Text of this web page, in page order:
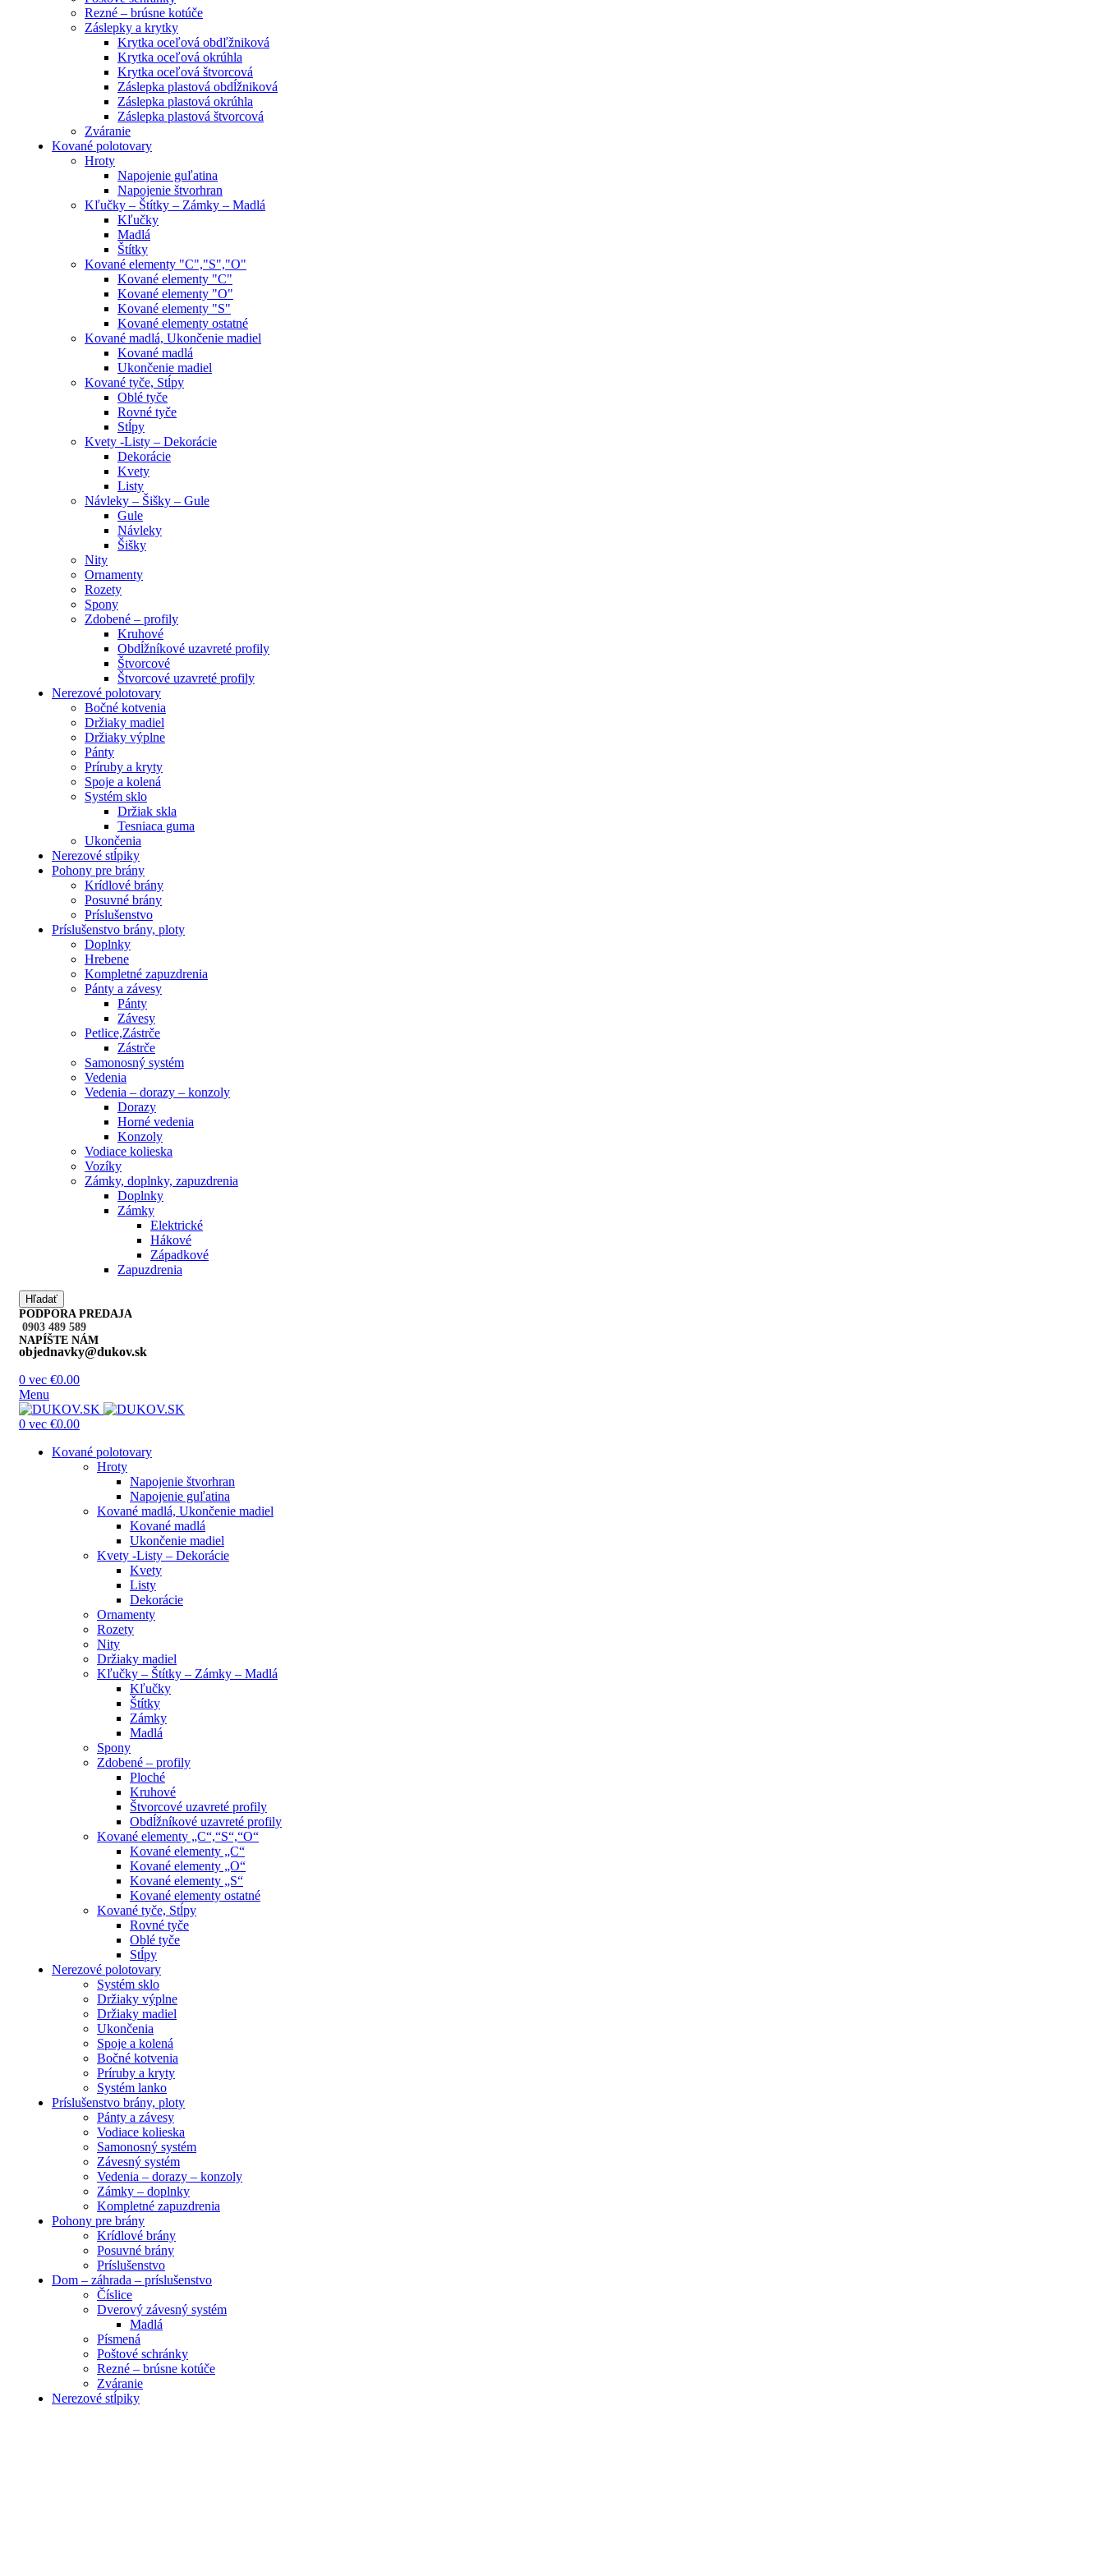
Rezné – brúsne kotúče
Záslepky a krytky
Krytka oceľová obdľžniková
Krytka oceľová okrúhla
Krytka oceľová štvorcová
Záslepka plastová obdĺžniková
Záslepka plastová okrúhla
Záslepka plastová štvorcová
Zváranie
Kované polotovary
Hroty
Napojenie guľatina
Napojenie štvorhran
Kľučky – Štítky – Zámky – Madlá
Kľučky
Madlá
Štítky
Kované elementy "C","S","O"
Kované elementy "C"
Kované elementy "O"
Kované elementy "S"
Kované elementy ostatné
Kované madlá, Ukončenie madiel
Kované madlá
Ukončenie madiel
Kované tyče, Stĺpy
Oblé tyče
Rovné tyče
Stĺpy
Kvety -Listy – Dekorácie
Dekorácie
Kvety
Listy
Návleky – Šišky – Gule
Gule
Návleky
Šišky
Nity
Ornamenty
Rozety
Spony
Zdobené – profily
Kruhové
Obdĺžníkové uzavreté profily
Štvorcové
Štvorcové uzavreté profily
Nerezové polotovary
Bočné kotvenia
Držiaky madiel
Držiaky výplne
Pánty
Príruby a kryty
Spoje a kolená
Systém sklo
Držiak skla
Tesniaca guma
Ukončenia
Nerezové stĺpiky
Pohony pre brány
Krídlové brány
Posuvné brány
Príslušenstvo
Príslušenstvo brány, ploty
Doplnky
Hrebene
Kompletné zapuzdrenia
Pánty a závesy
Pánty
Závesy
Petlice,Zástrče
Zástrče
Samonosný systém
Vedenia
Vedenia – dorazy – konzoly
Dorazy
Horné vedenia
Konzoly
Vodiace kolieska
Vozíky
Zámky, doplnky, zapuzdrenia
Doplnky
Zámky
Elektrické
Hákové
Západkové
Zapuzdrenia
Hľadať
PODPORA PREDAJA
0903 489 589
NAPÍŠTE NÁM
objednavky@dukov.sk
0 vec €0.00
Menu
0 vec €0.00
Kované polotovary
Hroty
Napojenie štvorhran
Napojenie guľatina
Kované madlá, Ukončenie madiel
Kované madlá
Ukončenie madiel
Kvety -Listy – Dekorácie
Kvety
Listy
Dekorácie
Ornamenty
Rozety
Nity
Držiaky madiel
Kľučky – Štítky – Zámky – Madlá
Kľučky
Štítky
Zámky
Madlá
Spony
Zdobené – profily
Ploché
Kruhové
Štvorcové uzavreté profily
Obdĺžníkové uzavreté profily
Kované elementy „C“,“S“,“O“
Kované elementy „C“
Kované elementy „O“
Kované elementy „S“
Kované elementy ostatné
Kované tyče, Stĺpy
Rovné tyče
Oblé tyče
Stĺpy
Nerezové polotovary
Systém sklo
Držiaky výplne
Držiaky madiel
Ukončenia
Spoje a kolená
Bočné kotvenia
Príruby a kryty
Systém lanko
Príslušenstvo brány, ploty
Pánty a závesy
Vodiace kolieska
Samonosný systém
Závesný systém
Vedenia – dorazy – konzoly
Zámky – doplnky
Kompletné zapuzdrenia
Pohony pre brány
Krídlové brány
Posuvné brány
Príslušenstvo
Dom – záhrada – príslušenstvo
Číslice
Dverový závesný systém
Madlá
Písmená
Poštové schránky
Rezné – brúsne kotúče
Zváranie
Nerezové stĺpiky